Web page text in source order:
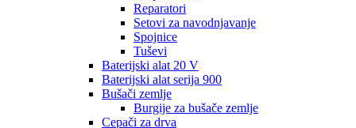
Reparatori
Setovi za navodnjavanje
Spojnice
Tuševi
Baterijski alat 20 V
Baterijski alat serija 900
Bušači zemlje
Burgije za bušače zemlje
Cepači za drva